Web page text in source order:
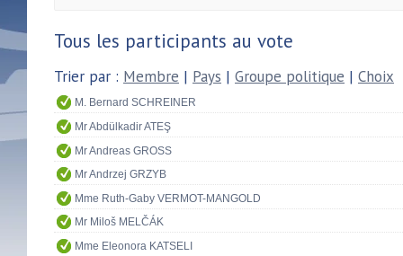
Tous les participants au vote
Trier par : Membre | Pays | Groupe politique | Choix
M. Bernard SCHREINER
Mr Abdülkadir ATEŞ
Mr Andreas GROSS
Mr Andrzej GRZYB
Mme Ruth-Gaby VERMOT-MANGOLD
Mr Miloš MELČÁK
Mme Eleonora KATSELI